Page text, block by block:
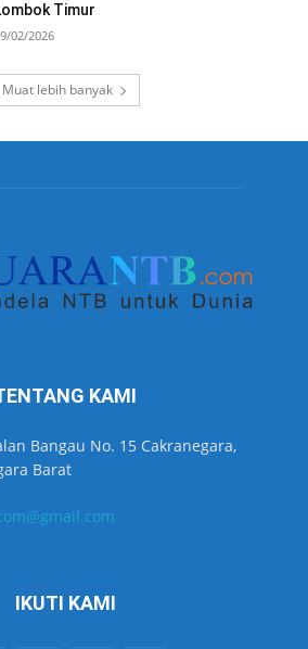
Timur
02/2026
Muat lebih banyak
KAMI
Bangau No. 15 Cakranegara,
Barat
IKUTI KAMI